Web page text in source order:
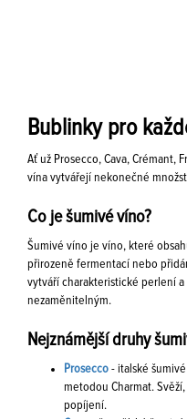
Bublinky pro
Ať už Prosecco, Cava, Crémant,
vína vytvářejí nekonečné
Co je šumivé víno?
Šumivé víno je víno, které
přirozeně fermentací nebo
vytváří charakteristické perlení
nezaměnitelným.
Nejznámější druhy
Prosecco - italské
metodou Charmat.
popíjení.